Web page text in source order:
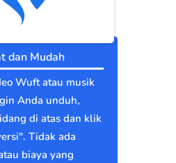
dan Mudah
Wuft atau musik
Anda unduh,
di atas dan klik
Tidak ada
biaya yang